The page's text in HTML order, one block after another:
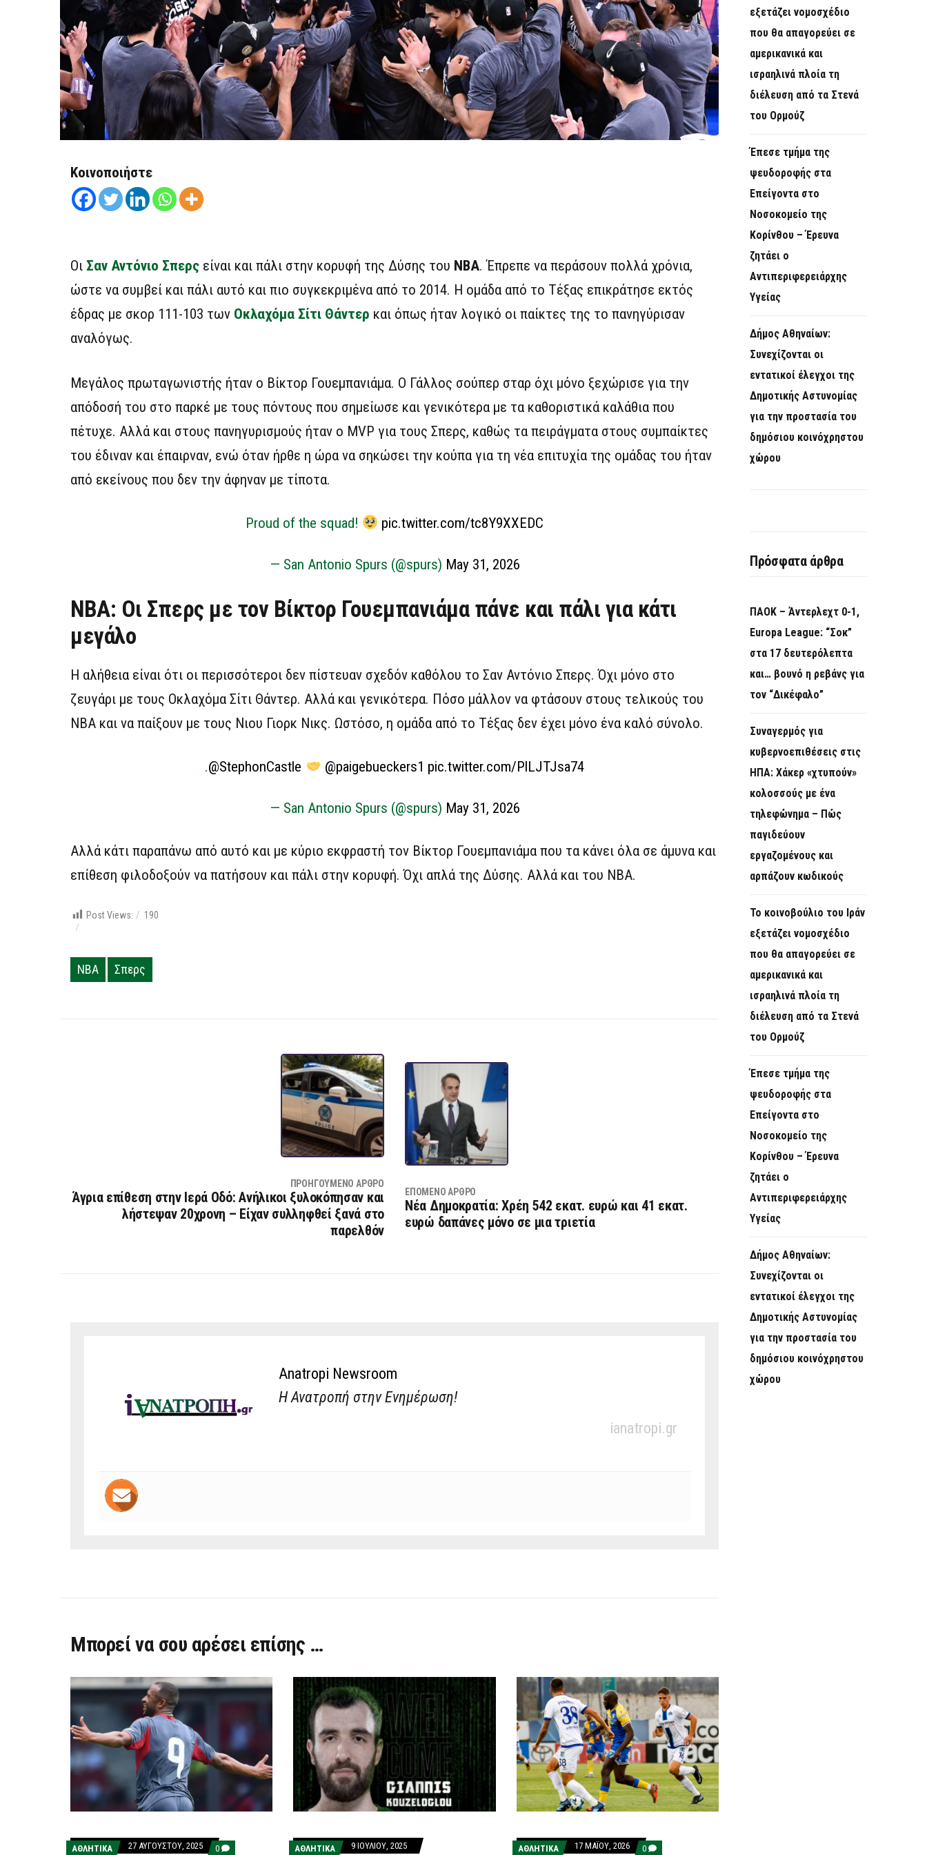
Κοινοποιήστε
Οι Σαν Αντόνιο Σπερς είναι και πάλι στην κορυφή της Δύσης του ΝΒΑ. Έπρεπε να περάσουν πολλά χρόνια,
ώστε να συμβεί και πάλι αυτό και πιο συγκεκριμένα από το 2014. Η ομάδα από το Τέξας επικράτησε εκτός
έδρας με σκορ 111-103 των Οκλαχόμα Σίτι Θάντερ και όπως ήταν λογικό οι παίκτες της το πανηγύρισαν
αναλόγως.
Μεγάλος πρωταγωνιστής ήταν ο Βίκτορ Γουεμπανιάμα. Ο Γάλλος σούπερ σταρ όχι μόνο ξεχώρισε για την
απόδοσή του στο παρκέ με τους πόντους που σημείωσε και γενικότερα με τα καθοριστικά καλάθια που
πέτυχε. Αλλά και στους πανηγυρισμούς ήταν ο MVP για τους Σπερς, καθώς τα πειράγματα στους συμπαίκτες
του έδιναν και έπαιρναν, ενώ όταν ήρθε η ώρα να σηκώσει την κούπα για τη νέα επιτυχία της ομάδας του ήταν
από εκείνους που δεν την άφηναν με τίποτα.
Proud of the squad! pic.twitter.com/tc8Y9XXEDC
— San Antonio Spurs (@spurs) May 31, 2026
ΝΒΑ: Οι Σπερς με τον Βίκτορ Γουεμπανιάμα πάνε και πάλι για κάτι
μεγάλο
Η αλήθεια είναι ότι οι περισσότεροι δεν πίστευαν σχεδόν καθόλου το Σαν Αντόνιο Σπερς. Όχι μόνο στο
ζευγάρι με τους Οκλαχόμα Σίτι Θάντερ. Αλλά και γενικότερα. Πόσο μάλλον να φτάσουν στους τελικούς του
ΝΒΑ και να παίξουν με τους Νιου Γιορκ Νικς. Ωστόσο, η ομάδα από το Τέξας δεν έχει μόνο ένα καλό σύνολο.
.@StephonCastle @paigebueckers1 pic.twitter.com/PlLJTJsa74
— San Antonio Spurs (@spurs) May 31, 2026
Αλλά κάτι παραπάνω από αυτό και με κύριο εκφραστή τον Βίκτορ Γουεμπανιάμα που τα κάνει όλα σε άμυνα και
επίθεση φιλοδοξούν να πατήσουν και πάλι στην κορυφή. Όχι απλά της Δύσης. Αλλά και του ΝΒΑ.
Post Views: 190
NBA Σπερς
ΠΡΟΗΓΟΎΜΕΝΟ ΆΡΘΡΟ
Άγρια επίθεση στην Ιερά Οδό: Ανήλικοι ξυλοκόπησαν και
λήστεψαν 20χρονη – Είχαν συλληφθεί ξανά στο
παρελθόν
ΕΠΌΜΕΝΟ ΆΡΘΡΟ
Νέα Δημοκρατία: Χρέη 542 εκατ. ευρώ και 41 εκατ.
ευρώ δαπάνες μόνο σε μια τριετία
Anatropi Newsroom
Η Ανατροπή στην Ενημέρωση!
ianatropi.gr
Μπορεί να σου αρέσει επίσης …
ΑΘΛΗΤΙΚΑ 27 ΑΥΓΟΎΣΤΟΥ, 2025 0 COMMENTS
ΑΘΛΗΤΙΚΑ 9 ΙΟΥΛΊΟΥ, 2025 ΑΘΛΗΤΙΚΑ 17 ΜΑΪ́ΟΥ, 2026 0 COMMENTS
εξετάζει νομοσχέδιο
που θα απαγορεύει σε
αμερικανικά και
ισραηλινά πλοία τη
διέλευση από τα Στενά
του Ορμούζ
Έπεσε τμήμα της
ψευδοροφής στα
Επείγοντα στο
Νοσοκομείο της
Κορίνθου – Έρευνα
ζητάει ο
Αντιπεριφερειάρχης
Υγείας
Δήμος Αθηναίων:
Συνεχίζονται οι
εντατικοί έλεγχοι της
Δημοτικής Αστυνομίας
για την προστασία του
δημόσιου κοινόχρηστου
χώρου
Πρόσφατα άρθρα
ΠΑΟΚ – Άντερλεχτ 0-1,
Europa League: “Σοκ”
στα 17 δευτερόλεπτα
και… βουνό η ρεβάνς για
τον “Δικέφαλο”
Συναγερμός για
κυβερνοεπιθέσεις στις
ΗΠΑ: Χάκερ «χτυπούν»
κολοσσούς με ένα
τηλεφώνημα – Πώς
παγιδεύουν
εργαζομένους και
αρπάζουν κωδικούς
Το κοινοβούλιο του Ιράν
εξετάζει νομοσχέδιο
που θα απαγορεύει σε
αμερικανικά και
ισραηλινά πλοία τη
διέλευση από τα Στενά
του Ορμούζ
Έπεσε τμήμα της
ψευδοροφής στα
Επείγοντα στο
Νοσοκομείο της
Κορίνθου – Έρευνα
ζητάει ο
Αντιπεριφερειάρχης
Υγείας
Δήμος Αθηναίων:
Συνεχίζονται οι
εντατικοί έλεγχοι της
Δημοτικής Αστυνομίας
για την προστασία του
δημόσιου κοινόχρηστου
χώρου